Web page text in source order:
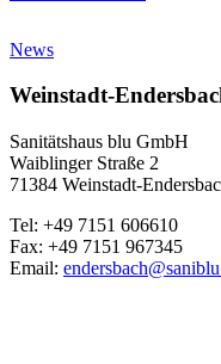
News
Weinstadt-
Sanitätshaus blu GmbH
Waiblinger Straße 2
71384 Weinstadt-
Tel: +49 7151 606610
Fax: +49 7151 967345
Email: